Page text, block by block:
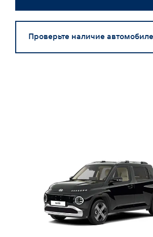
Проверьте наличие